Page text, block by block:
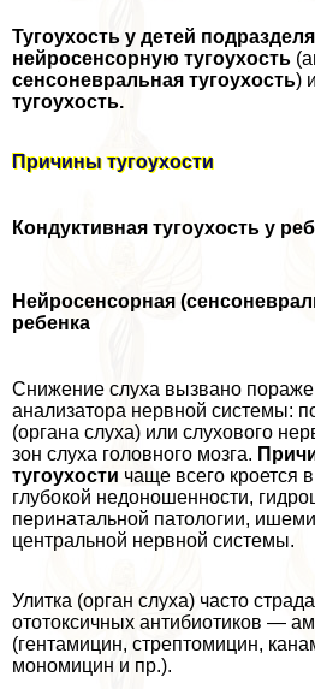
Тугоухость у детей
нейросенсорную тугоухость
сенсоневральная тугоухость) и
тугоухость.
Причины тугоухости
Кондуктивная тугоухость у
Нейросенсорная
ребенка
Снижение слуха вызвано
анализатора нервной системы:
(органа слуха) или слухового
зон слуха головного мозга.
тугоухости чаще всего кроется
глубокой недоношенности,
перинатальной патологии,
центральной нервной системы.
Улитка (орган слуха) часто
ототоксичных антибиотиков —
(гентамицин, стрептомицин,
мономицин и пр.).